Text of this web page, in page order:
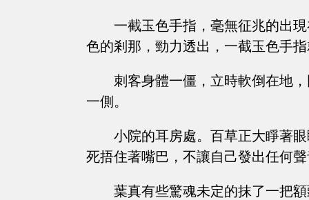
一截玉色手指，毫無征兆的出
色的剎那，勁力透出，一截玉色手
刺客身體一僵，立時軟倒在地
一側。
小院的耳房處。百草正大睜著
死捂住著嘴巴，不讓自己發出任何
葉真有些驚魂未定的抹了一把